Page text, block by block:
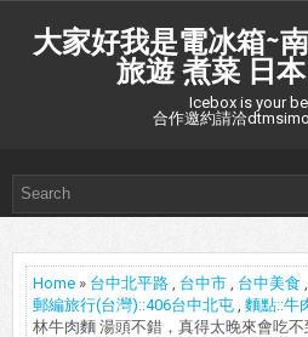
大家好我是電冰箱~
旅遊 煮菜 日
Icebox is your
合作邀約請洽
Home » 台中北平路 , 台中市 , 台中美食 ,
郵編旅行(台灣)::406台中北屯 , 麵點::牛
林牛肉麵 湯頭不錯，真得太晚來會吃